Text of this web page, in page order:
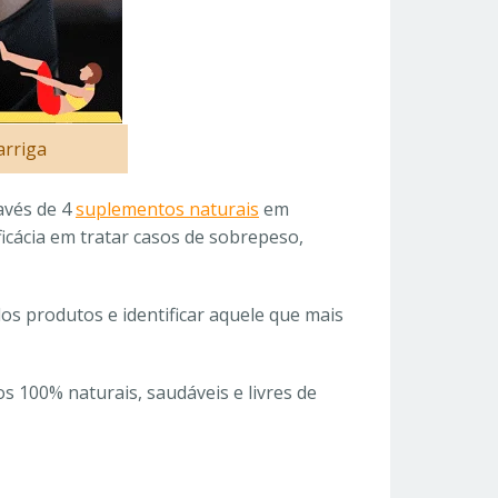
de 4suplementos naturais em
em tratar casos de sobrepeso,
produtos e identificar aquele que mais
100% naturais, saudáveis e livres de